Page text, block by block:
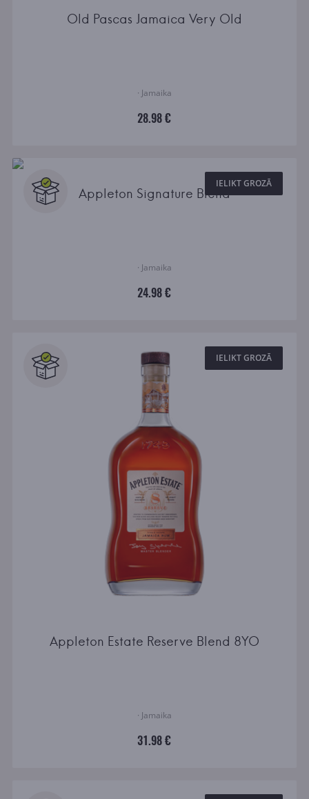
Old Pascas Jamaica Very Old
· Jamaika
28.98 €
IELIKT GROZĀ
Appleton Signature Blend
· Jamaika
24.98 €
IELIKT GROZĀ
Appleton Estate Reserve Blend 8YO
· Jamaika
31.98 €